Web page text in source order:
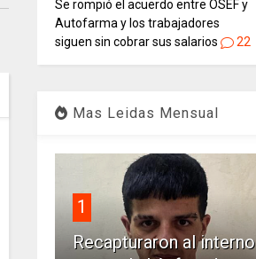
Se rompió el acuerdo entre OSEF y
Autofarma y los trabajadores
siguen sin cobrar sus salarios
22
Mas Leidas Mensual
1
Recapturaron al interno